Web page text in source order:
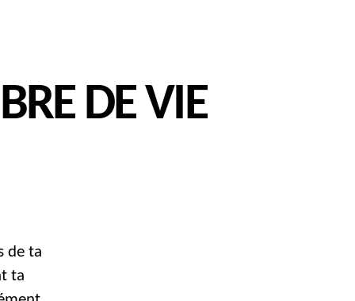
DE VIE
de ta
ta